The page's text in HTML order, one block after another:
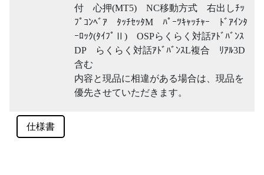
付 心押(MT5) NC移動方式 右出しﾁｯ
ﾌﾟｺﾝﾍﾞｱ ﾀｯﾁｾｯﾀM ﾊﾟｰﾂｷｬｯﾁｬｰ ﾄﾞｱｲﾝﾀ
ｰﾛｯｸ(ﾀｲﾌﾟⅡ) OSPらくらく対話ｱﾄﾞﾊﾞﾝｽ
DP らくらく対話ｱﾄﾞﾊﾞﾝｽL複合 ﾘｱﾙ3D
含む
内容と現品に相違がある場合は、現品を
優先させていただきます。
仕様書